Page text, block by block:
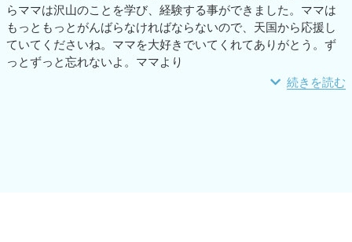
らママは沢山のことを学び、経験する事ができました。ママは
もっともっとがんばらなければならないので、天国から応援し
ていてくださいね。ママを大好きでいてくれてありがとう。ず
っとずっと忘れないよ。ママより
続きを読む